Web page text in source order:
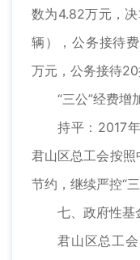
数为4.82万元，
辆），公务接待
万元，公务接待20
“三公”经费增
持平：2017
君山区总工会按
节约，继续严控“三
七、政府性基
君山区总工